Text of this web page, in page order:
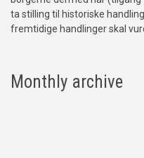
ta stilling til historiske
fremtidige handlinger skal
Monthly archive